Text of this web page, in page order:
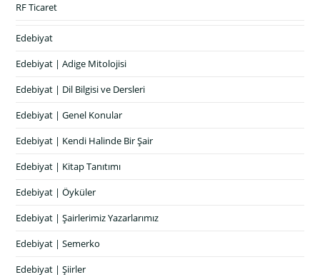
RF Ticaret
Edebiyat
Edebiyat | Adige Mitolojisi
Edebiyat | Dil Bilgisi ve Dersleri
Edebiyat | Genel Konular
Edebiyat | Kendi Halinde Bir Şair
Edebiyat | Kitap Tanıtımı
Edebiyat | Öyküler
Edebiyat | Şairlerimiz Yazarlarımız
Edebiyat | Semerko
Edebiyat | Şiirler